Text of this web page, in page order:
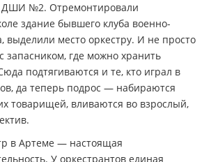
ДШИ №2. Отремонтировали
здание бывшего клуба военно-
выделили место оркестру. И не просто
запасником, где можно хранить
подтягиваются и те, кто играл в
да теперь подрос — набираются
товарищей, вливаются во взрослый,
в Артеме — настоящая
У оркестрантов единая